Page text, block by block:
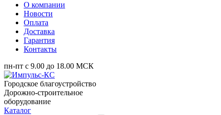
О компании
Новости
Оплата
Доставка
Гарантия
Контакты
пн-пт с 9.00 до 18.00 МСК
Городское благоустройство
Дорожно-строительное
оборудование
Каталог